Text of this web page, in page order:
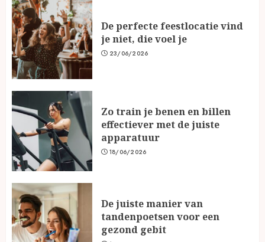
De perfecte feestlocatie vind
je niet, die voel je
23/06/2026
Zo train je benen en billen
effectiever met de juiste
apparatuur
18/06/2026
De juiste manier van
tandenpoetsen voor een
gezond gebit